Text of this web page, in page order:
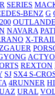
SERIES
BENZ G
NAVARA
X-
REXTON
SJ SX4 S-
4RUNNER
URAL